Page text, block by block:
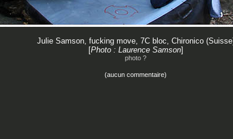
Julie Samson, fucking move, 7C bloc, Chironico
[Photo : Laurence Samson]
photo ?
(aucun commentaire)